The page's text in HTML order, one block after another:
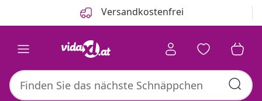
Versandkostenfrei